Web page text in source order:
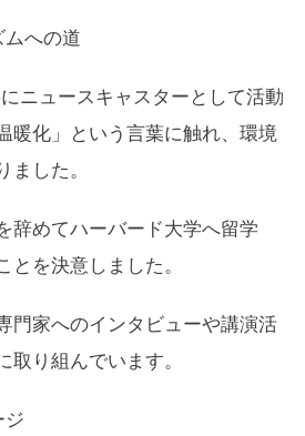
への道
ニュースキャスターとして活動
暖化」という言葉に触れ、環境
ました。
辞めてハーバード大学へ留学
とを決意しました。
門家へのインタビューや講演活
取り組んでいます。
ジ